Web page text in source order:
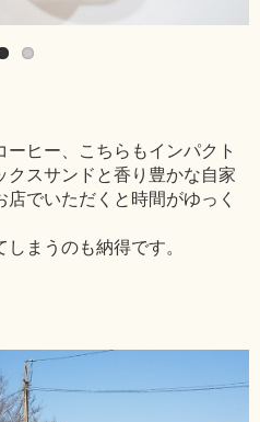
ヒー、こちらもインパクト
クスサンドと香り豊かな自家
でいただくと時間がゆっく
まうのも納得です。